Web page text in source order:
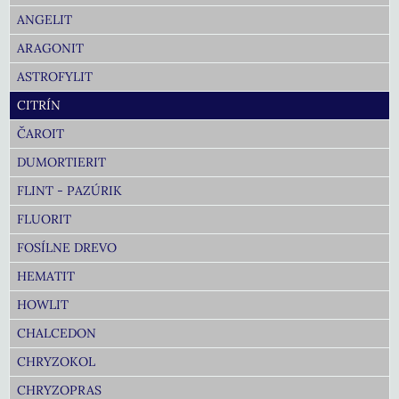
ANGELIT
ARAGONIT
ASTROFYLIT
CITRÍN
ČAROIT
DUMORTIERIT
FLINT - PAZÚRIK
FLUORIT
FOSÍLNE DREVO
HEMATIT
HOWLIT
CHALCEDON
CHRYZOKOL
CHRYZOPRAS